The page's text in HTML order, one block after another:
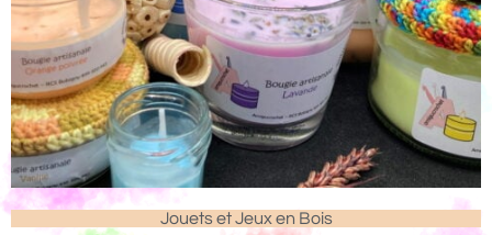
Jouets et Jeux en Bois